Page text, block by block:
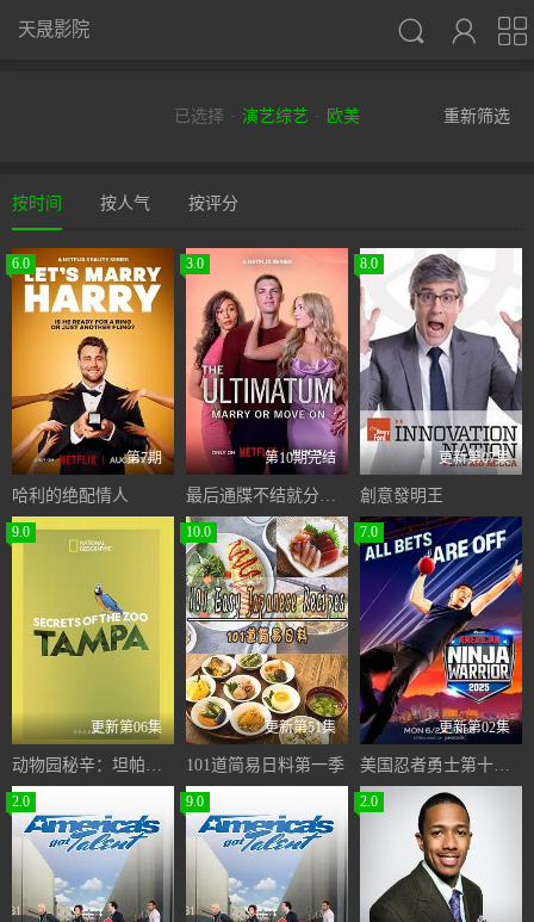



天晟影院
已选择 演艺综艺 欧美 重新筛选
按时间 按人气 按评分
6.0
第7期
哈利的绝配情人
3.0
第10期完结
最后通牒不结就分第四季
8.0
更新第07集
創意發明王
9.0
更新第06集
10.0
更新第51集
101道简易日料第一季
7.0
更新第02集
美国忍者勇士第十八季
2.0 9.0 2.0